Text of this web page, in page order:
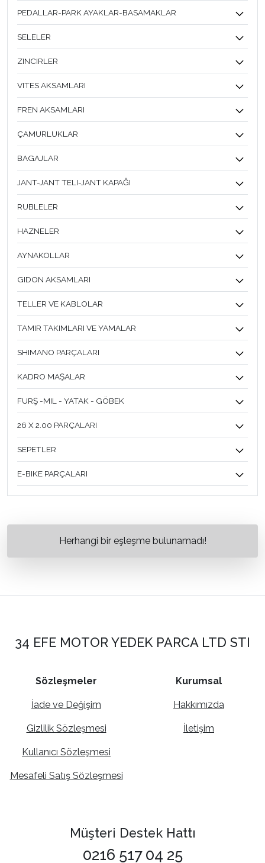
PEDALLAR-PARK AYAKLAR-BASAMAKLAR
SELELER
ZINCIRLER
VITES AKSAMLARI
FREN AKSAMLARI
ÇAMURLUKLAR
BAGAJLAR
JANT-JANT TELI-JANT KAPAĞI
RUBLELER
HAZNELER
AYNAKOLLAR
GIDON AKSAMLARI
TELLER VE KABLOLAR
TAMIR TAKIMLARI VE YAMALAR
SHIMANO PARÇALARI
KADRO MAŞALAR
FURŞ -MIL - YATAK - GÖBEK
26 X 2.00 PARÇALARI
SEPETLER
E-BIKE PARÇALARI
Herhangi bir eşleşme bulunamadı!
34 EFE MOTOR YEDEK PARCA LTD STI
Sözleşmeler
İade ve Değişim
Gizlilik Sözleşmesi
Kullanıcı Sözleşmesi
Mesafeli Satış Sözleşmesi
Kurumsal
Hakkımızda
İletişim
Müşteri Destek Hattı
0216 517 04 25